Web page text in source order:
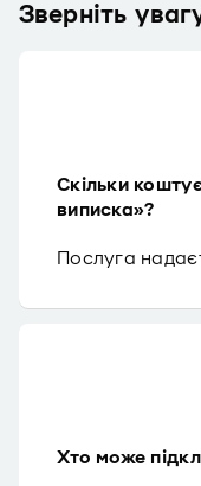
Зверніть
Скільки
виписка»?
Послуга
Хто може